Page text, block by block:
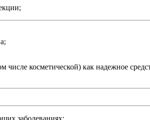
числе косметической) как надежное